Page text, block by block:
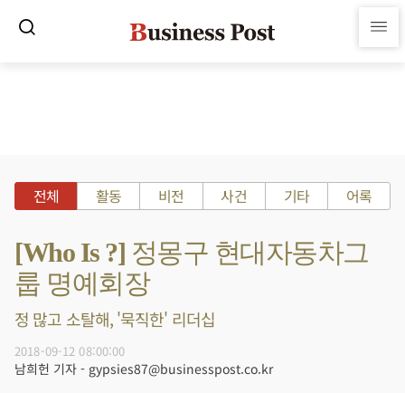
전체 활동 비전 사건 기타 어록
[Who Is ?] 정몽구 현대자동차그
룹 명예회장
정 많고 소탈해, '묵직한' 리더십
2018-09-12 08:00:00
남희헌 기자 - gypsies87@businesspost.co.kr